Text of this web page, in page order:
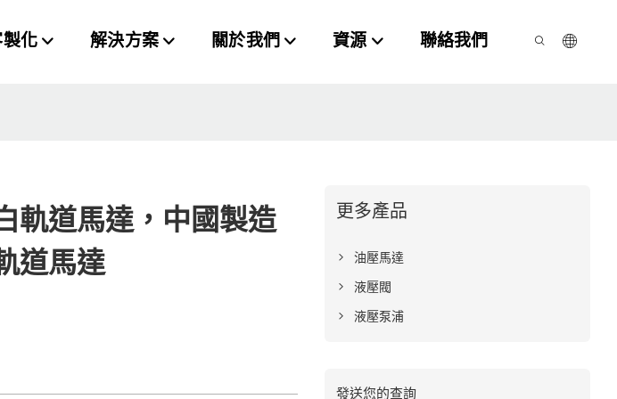
化 解決方案 關於我們 資源 聯絡我們
軌道馬達，中國製造
道馬達
更多產品
油壓馬達
液壓閥
液壓泵浦
發送您的查詢